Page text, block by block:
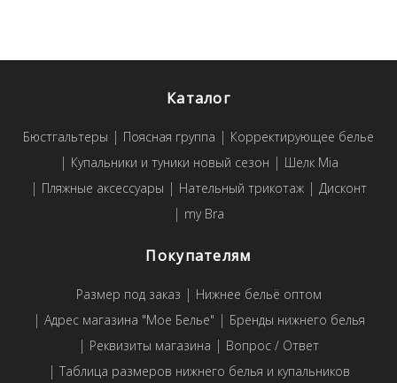
Каталог
Бюстгальтеры Поясная группа
Корректирующее белье
Купальники и туники новый сезон
Шелк Mia
Пляжные аксессуары
Нательный трикотаж
Дисконт
my Bra
Покупателям
Размер под заказ
Нижнее бельё оптом
Адрес магазина "Мое Белье"
Бренды нижнего белья
Реквизиты магазина
Вопрос / Ответ
Таблица размеров нижнего белья и купальников